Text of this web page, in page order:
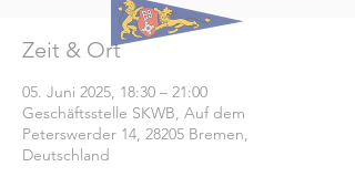
Zeit & Ort
05. Juni 2025, 18:30 – 21:00
Geschäftsstelle SKWB, Auf dem
Peterswerder 14, 28205 Bremen,
Deutschland